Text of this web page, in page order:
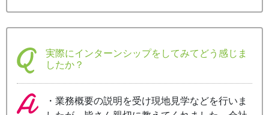
実際にインターンシップをしてみてどう感じま
したか？
・業務概要の説明を受け現地見学などを行いま